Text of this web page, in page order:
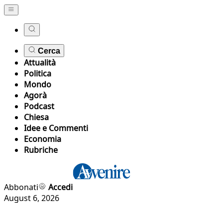
Cerca
Attualità
Politica
Mondo
Agorà
Podcast
Chiesa
Idee e Commenti
Economia
Rubriche
Abbonati
Accedi
August 6, 2026